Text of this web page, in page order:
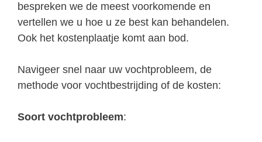
bespreken we de meest voorkomende en
vertellen we u hoe u ze best kan behandelen.
Ook het kostenplaatje komt aan bod.
Navigeer snel naar uw vochtprobleem, de
methode voor vochtbestrijding of de kosten:
Soort vochtprobleem: